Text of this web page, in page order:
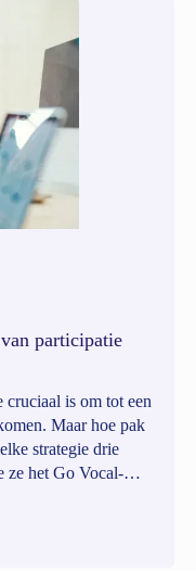
je stad of
participatie
cruciaal is om tot een
Maar hoe pak
strategie drie
ze het Go Vocal-